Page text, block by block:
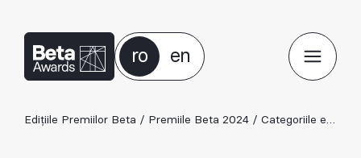
ro en
Edițiile Premiilor Beta / Premiile Beta 2024 / Categoriile ediției 2024